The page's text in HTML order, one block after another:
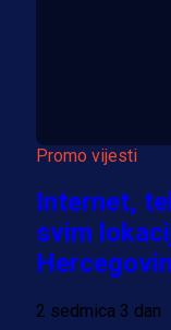
Promo vijesti
Internet,
svim
2 sedmica 3 dan